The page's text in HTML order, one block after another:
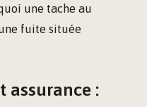
une tache au
fuite située
assurance :